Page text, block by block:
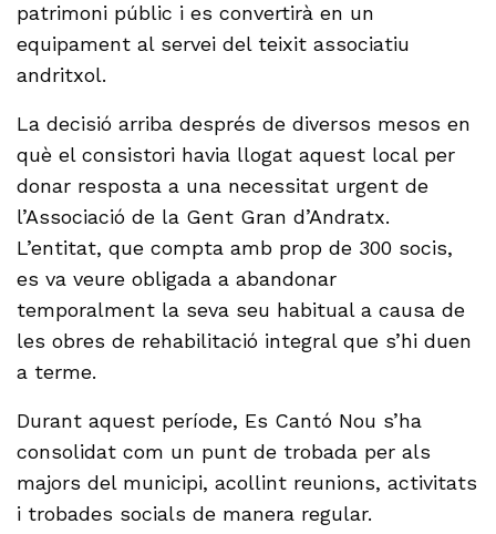
patrimoni públic i es convertirà en un
equipament al servei del teixit associatiu
andritxol.
La decisió arriba després de diversos mesos en
què el consistori havia llogat aquest local per
donar resposta a una necessitat urgent de
l’Associació de la Gent Gran d’Andratx.
L’entitat, que compta amb prop de 300 socis,
es va veure obligada a abandonar
temporalment la seva seu habitual a causa de
les obres de rehabilitació integral que s’hi duen
a terme.
Durant aquest període, Es Cantó Nou s’ha
consolidat com un punt de trobada per als
majors del municipi, acollint reunions, activitats
i trobades socials de manera regular.